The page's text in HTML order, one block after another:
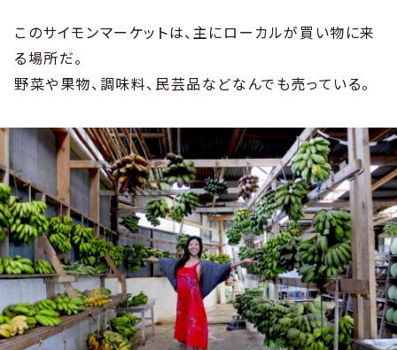
このサイモンマーケットは、主にローカルが買い物に来
る場所だ。
野菜や果物、調味料、民芸品などなんでも売っている。